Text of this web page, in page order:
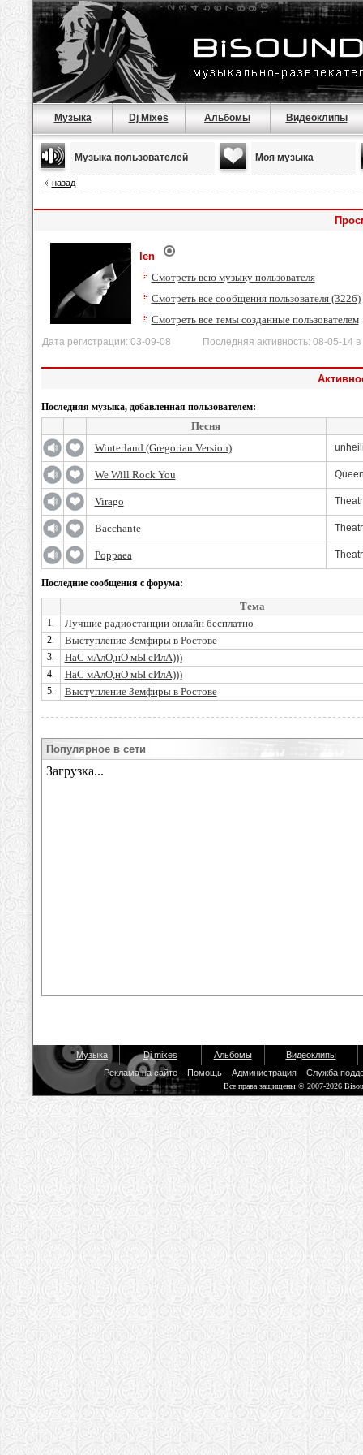
Музыка Dj Mixes Альбомы Видеоклипы
Музыка пользователей Моя музыка
назад
len
Смотреть всю музыку пользователя
Смотреть все сообщения пользователя (3226)
Смотреть все темы созданные пользователем
Дата регистрации: 03-09-08 Последняя активность: 08-05-14 в
Последняя музыка, добавленная пользователем:
Песня
Winterland (Gregorian Version)
We Will Rock You
Virago
Bacchante
Poppaea
Последние сообщения с форума:
Тема
1. Лучшие радиостанции онлайн бесплатно
2. Выступление Земфиры в Ростове
3. НаС мАлО,нО мЫ сИлА)))
4. НаС мАлО,нО мЫ сИлА)))
5. Выступление Земфиры в Ростове
Популярное в сети
Музыка Dj mixes Альбомы
Видеоклипы
Реклама на сайте
Помощь Администрация Служба
Все права защищены © 2007-2026